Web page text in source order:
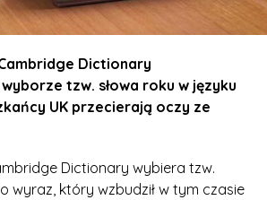
jest bowiem Inspektor. Polacy w
na łamach Daily Mirror czy Daily
i pisali, że „nie spotkali jeszcze
imieniem”. Jak to bywa w
„ale bzdura”.
Dictionary
tzw. słowa roku w języku
UK przecierają oczy ze
Dictionary wybiera tzw.
wyraz, który wzbudził w tym czasie